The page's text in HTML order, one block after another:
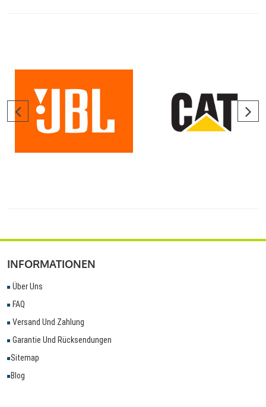
INFORMATIONEN
Über Uns
FAQ
Versand Und Zahlung
Garantie Und Rücksendungen
Sitemap
Blog